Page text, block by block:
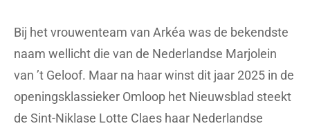
Bij het vrouwenteam van Arkéa was de bekendste
naam wellicht die van de Nederlandse Marjolein
van ’t Geloof. Maar na haar winst dit jaar 2025 in de
openingsklassieker Omloop het Nieuwsblad steekt
de Sint-Niklase Lotte Claes haar Nederlandse